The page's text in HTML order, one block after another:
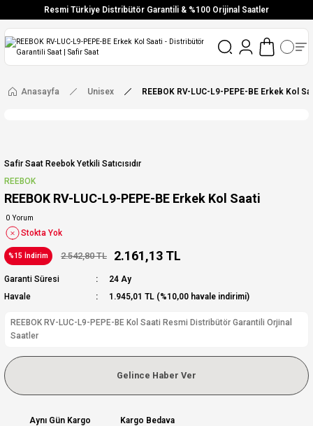
Resmi Türkiye Distribütör Garantili & %100 Orijinal Saatler
Vade Farksız 6 Taksit
Ücretsiz Kargo
Anasayfa Unisex REEBOK RV-LUC-L9-PEPE-BE Erkek Kol
Safir Saat Reebok Yetkili Satıcısıdır
REEBOK
REEBOK RV-LUC-L9-PEPE-BE Erkek Kol Saati
0 Yorum
Stokta Yok
%15 İndirim 2.542,80 TL 2.161,13 TL
Garanti Süresi
24 Ay
Havale
1.945,01 TL (%10,00 havale indirimi)
REEBOK RV-LUC-L9-PEPE-BE Kol Saati Resmi Distribütör Garantili Orjinal
Saatler
Gelince Haber Ver
Aynı Gün Kargo Kargo Bedava